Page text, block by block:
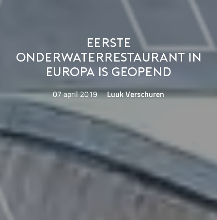
Eerste
onderwaterrestaurant in
Europa is geopend
07 april 2019 Luuk Verschuren